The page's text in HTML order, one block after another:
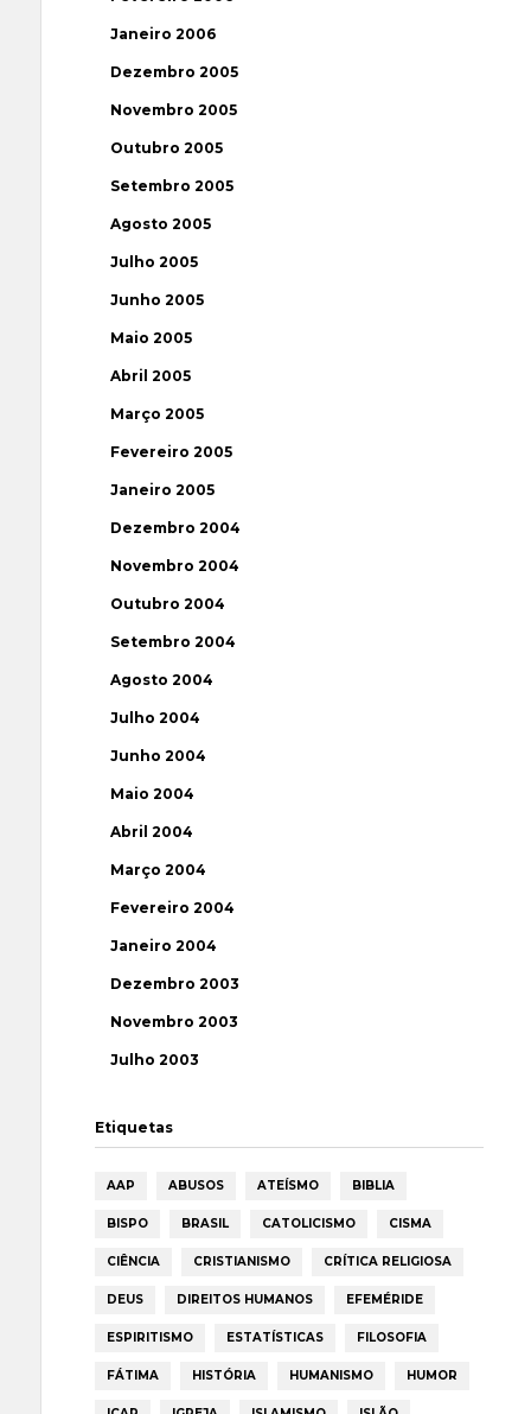
Janeiro 2006
Dezembro 2005
Novembro 2005
Outubro 2005
Setembro 2005
Agosto 2005
Julho 2005
Junho 2005
Maio 2005
Abril 2005
Março 2005
Fevereiro 2005
Janeiro 2005
Dezembro 2004
Novembro 2004
Outubro 2004
Setembro 2004
Agosto 2004
Julho 2004
Junho 2004
Maio 2004
Abril 2004
Março 2004
Fevereiro 2004
Janeiro 2004
Dezembro 2003
Novembro 2003
Julho 2003
Etiquetas
AAP ABUSOS ATEÍSMO BIBLIA
BISPO BRASIL CATOLICISMO CISMA
CIÊNCIA CRISTIANISMO CRÍTICA RELIGIOSA
DEUS DIREITOS HUMANOS EFEMÉRIDE
ESPIRITISMO ESTATÍSTICAS FILOSOFIA
FÁTIMA HISTÓRIA HUMANISMO HUMOR